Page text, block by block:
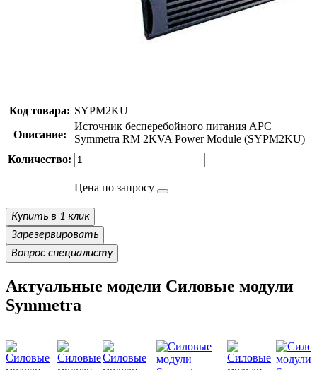
Код товара: SYPM2KU
Описание:
Источник бесперебойного питания APC
Symmetra RM 2KVA Power Module (SYPM2KU)
Количество:
Цена по запросу
Купить в 1 клик
Зарезервировать
Вопрос специалисту
Актуальные модели Силовые модули
Symmetra